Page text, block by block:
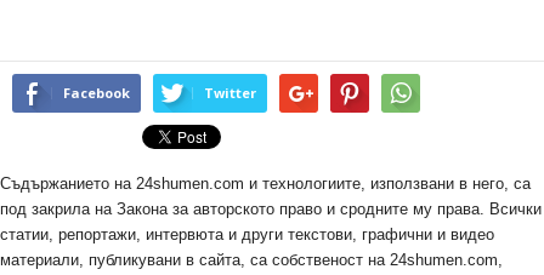
Facebook Twitter
Съдържанието на 24shumen.com и технологиите, използвани в него, са
под закрила на Закона за авторското право и сродните му права. Всички
статии, репортажи, интервюта и други текстови, графични и видео
материали, публикувани в сайта, са собственост на 24shumen.com,